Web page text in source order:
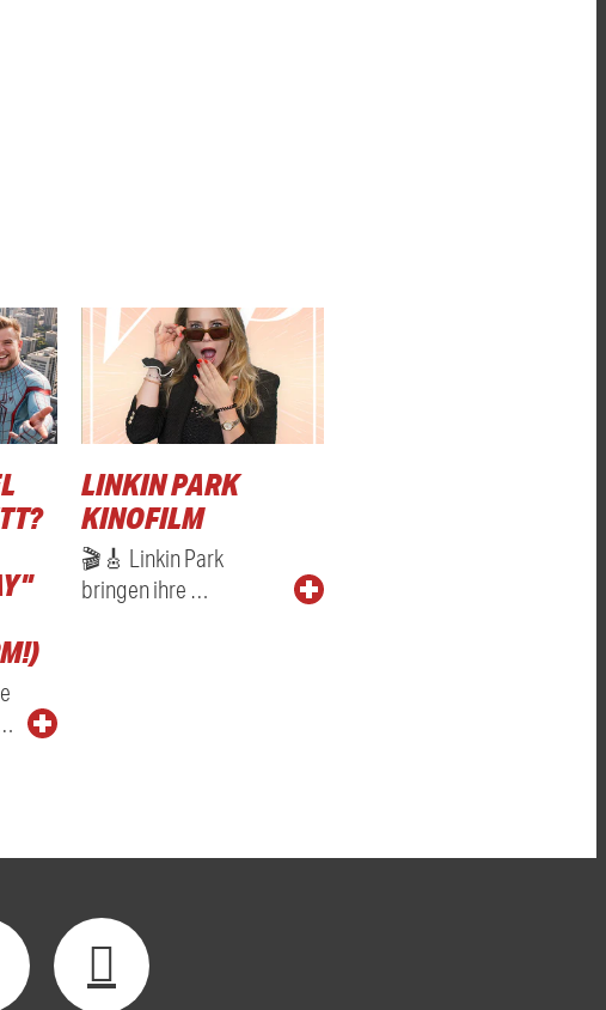
LINKIN PARK
KINOFILM
🎬🎸 Linkin Park
bringen ihre …